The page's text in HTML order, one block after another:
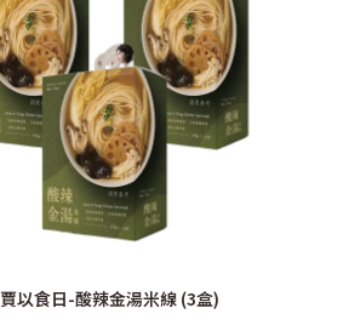
賈以食日-酸辣金湯米線 (3盒)